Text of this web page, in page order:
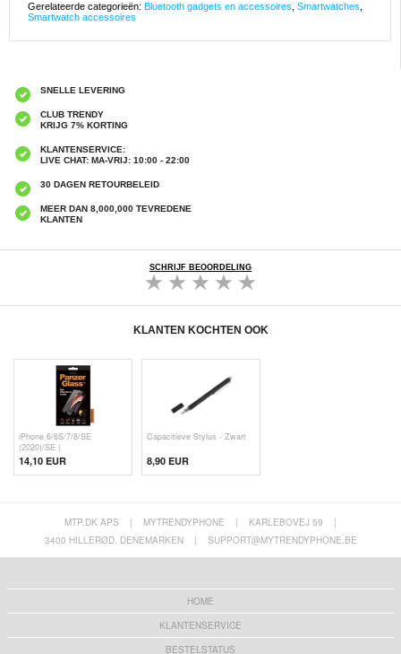
Gerelateerde categorieën: Bluetooth gadgets en accessoires Smartwatches
Smartwatch accessoires
SNELLE LEVERING
CLUB TRENDY
KRIJG 7% KORTING
KLANTENSERVICE:
LIVE CHAT: MA-VRIJ: 10:00 - 22:00
30 DAGEN RETOURBELEID
MEER DAN 8,000,000 TEVREDENE
KLANTEN
SCHRIJF BEOORDELING
KLANTEN KOCHTEN OOK
iPhone 6/6S/7/8/SE
(2020)/SE (
14,10 EUR
Capacitieve Stylus - Zwart
8,90 EUR
MTP.DK APS | MYTRENDYPHONE | KARLEBOVEJ 59
|
3400 HILLERØD, DENEMARKEN
| SUPPORT@MYTRENDYPHONE.BE
HOME
KLANTENSERVICE
BESTELSTATUS